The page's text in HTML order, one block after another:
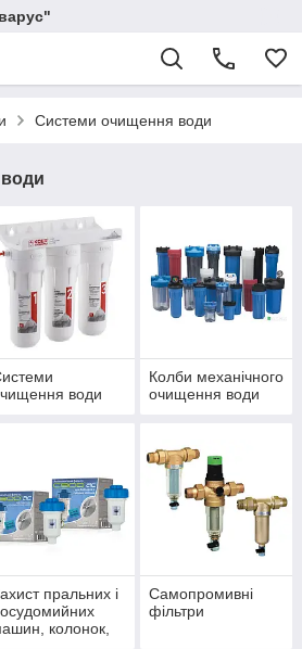
Системи очищення води
води
Колби механічного
очищення води
пральних і
колонок,
Самопромивні
фільтри